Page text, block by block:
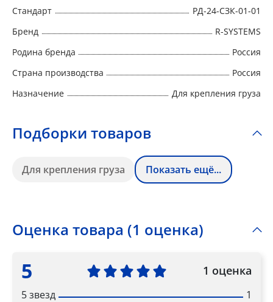
Стандарт
РД-24-СЗК-01-01
Бренд
R-SYSTEMS
Родина бренда
Россия
Страна производства
Россия
Назначение
Для крепления груза
Подборки товаров
Для крепления груза Показать ещё...
Оценка товара (1 оценка)
5 1 оценка
5 звезд
1